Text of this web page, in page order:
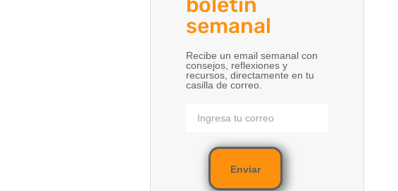
boletín
semanal
Recibe un email semanal con
consejos, reflexiones y
recursos, directamente en tu
casilla de correo.
Enviar